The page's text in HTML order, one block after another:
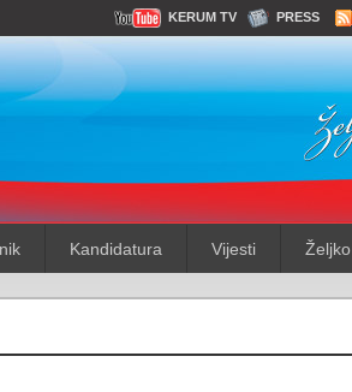
KERUM TV PRESS
Kandidatura Vijesti Željko